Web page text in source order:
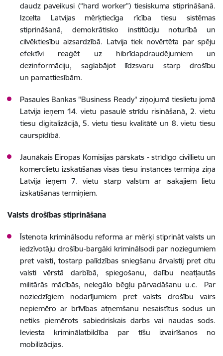
daudz paveikusi (“hard worker”) tiesiskuma stiprināšanā.
Izcelta Latvijas mērķtiecīga rīcība tiesu sistēmas
stiprināšanā, demokrātisko institūciju noturībā un
cilvēktiesību aizsardzībā. Latvija tiek novērtēta par spēju
efektīvi reaģēt uz hibrīdapdraudējumiem un
dezinformāciju, saglabājot līdzsvaru starp drošību
un pamattiesībām.
Pasaules Bankas "Business Ready" ziņojumā tieslietu jomā
Latvija ieņem 14. vietu pasaulē strīdu risināšanā, 2. vietu
tiesu digitalizācijā, 5. vietu tiesu kvalitātē un 8. vietu tiesu
caurspīdībā.
Jaunākais Eiropas Komisijas pārskats - strīdīgo civillietu un
komerclietu izskatīšanas visās tiesu instancēs termiņa ziņā
Latvija ieņem 7. vietu starp valstīm ar īsākajiem lietu
izskatīšanas termiņiem.
Valsts drošības stiprināšana
Īstenota kriminālsodu reforma ar mērķi stiprināt valsts un
iedzīvotāju drošību-bargāki kriminālsodi par noziegumiem
pret valsti, tostarp palīdzības sniegšanu ārvalstij pret citu
valsti vērstā darbībā, spiegošanu, dalību neatļautās
militārās mācībās, nelegālo bēgļu pārvadāšanu u.c. Par
noziedzīgiem nodarījumiem pret valsts drošību vairs
nepiemēro ar brīvības atņemšanu nesaistītus sodus un
netiks piemērots sabiedriskais darbs vai naudas sods.
Ieviesta kriminālatbildība par tīšu izvairīšanos no
mobilizācijas.